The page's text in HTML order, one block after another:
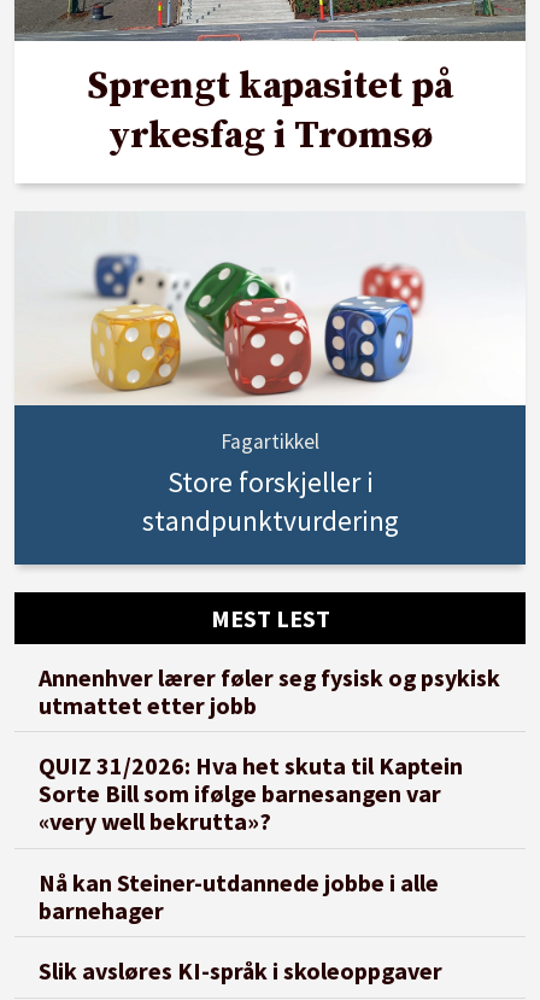
Sprengt kapasitet på
yrkesfag i Tromsø
Fagartikkel
Store forskjeller i
standpunktvurdering
MEST LEST
Annenhver lærer føler seg fysisk og psykisk
utmattet etter jobb
QUIZ 31/2026: Hva het skuta til Kaptein
Sorte Bill som ifølge barnesangen var
«very well bekrutta»?
Nå kan Steiner-utdannede jobbe i alle
barnehager
Slik avsløres KI-språk i skoleoppgaver